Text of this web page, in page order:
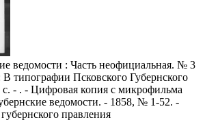
ведомости : Часть неофициальная. № 3
В типографии Псковского Губернского
- . - Цифровая копия с микрофильма
ведомости. - 1858, № 1-52. -
правления